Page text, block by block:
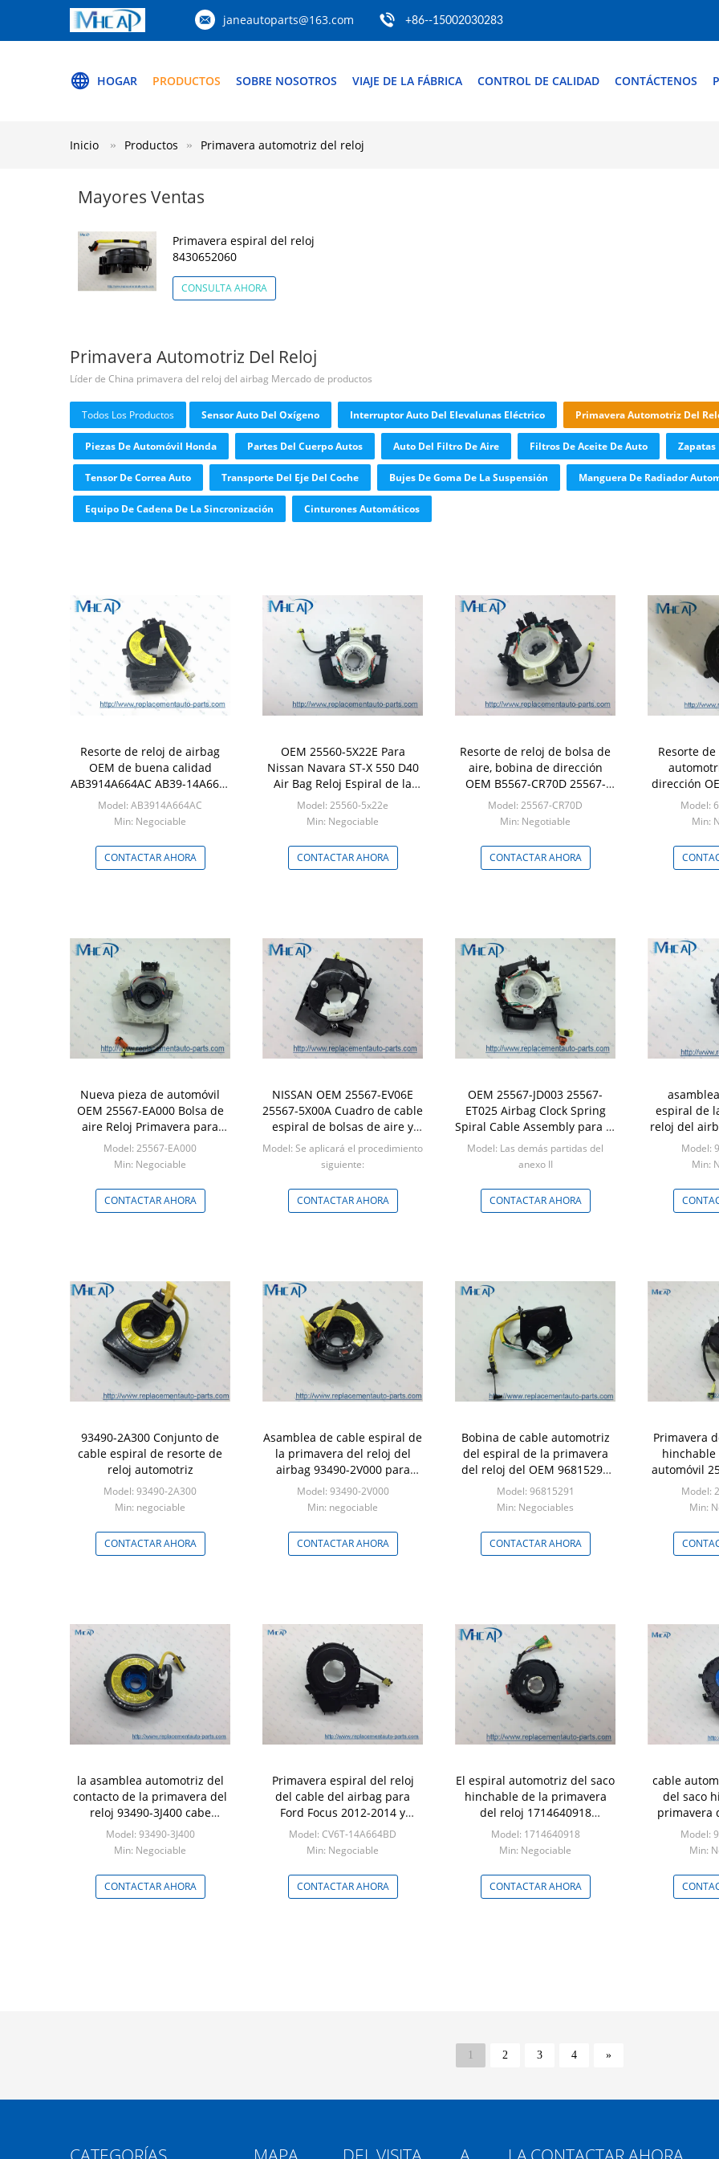
janeautoparts@163.com +86--15002030283
HOGAR PRODUCTOS SOBRE NOSOTROS VIAJE DE LA FÁBRICA CONTROL DE CALIDAD CONTÁCTENOS
Inicio Productos Primavera automotriz del reloj
Mayores Ventas
Primavera espiral del reloj
8430652060
CONSULTA AHORA
Primavera Automotriz Del Reloj
Líder de China primavera del reloj del airbag Mercado de productos
Todos Los Productos Sensor Auto Del Oxígeno Interruptor Auto Del Elevalunas Eléctrico Primavera Automotriz Del
Piezas De Automóvil Honda Partes Del Cuerpo Autos Auto Del Filtro De Aire Filtros De Aceite De Auto Zapatas
Tensor De Correa Auto Transporte Del Eje Del Coche Bujes De Goma De La Suspensión Manguera De Radiador
Equipo De Cadena De La Sincronización Cinturones Automáticos
Resorte de reloj de airbag
OEM de buena calidad
AB3914A664AC AB39-14A664-
AA para Ford
Model: AB3914A664AC
Min: Negociable
CONTACTAR AHORA
OEM 25560-5X22E Para
Nissan Navara ST-X 550 D40
Air Bag Reloj Espiral de la
Dirección
Model: 25560-5x22e
Min: Negociable
CONTACTAR AHORA
Resorte de reloj de bolsa de
aire, bobina de dirección
OEM B5567-CR70D 25567-
CR70D para NISSAN
Model: 25567-CR70D
Min: Negotiable
CONTACTAR AHORA
Resorte
dirección
Model:
Min:
Nueva pieza de automóvil
OEM 25567-EA000 Bolsa de
aire Reloj Primavera para
Nissan
Model: 25567-EA000
Min: Negociable
CONTACTAR AHORA
NISSAN OEM 25567-EV06E
25567-5X00A Cuadro de cable
espiral de bolsas de aire y
relojes
Model: Se aplicará el procedimiento
siguiente:
CONTACTAR AHORA
OEM 25567-JD003 25567-
ET025 Airbag Clock Spring
Spiral Cable Assembly para el
Nissan
Model: Las demás partidas del
anexo II
CONTACTAR AHORA
espiral de
reloj del
Model:
Min:
93490-2A300 Conjunto de
cable espiral de resorte de
reloj automotriz
Model: 93490-2A300
Min: negociable
CONTACTAR AHORA
Asamblea de cable espiral de
la primavera del reloj del
airbag 93490-2V000 para
Hyundai
Model: 93490-2V000
Min: negociable
CONTACTAR AHORA
Bobina de cable automotriz
del espiral de la primavera
del reloj del OEM 96815291
para Buick Excelle
Model: 96815291
Min: Negociables
CONTACTAR AHORA
Primavera
hinchable
automóvil
Nissan
2.5L
Model:
Min:
la asamblea automotriz del
contacto de la primavera del
reloj 93490-3J400 cabe
Hyundai Veracruz 06-12, KIA
Model: 93490-3J400
Min: Negociable
CONTACTAR AHORA
Primavera espiral del reloj
del cable del airbag para
Ford Focus 2012-2014 y
Hyundai CV6T-14A664-BD
CV6T-14A664BD
Model: CV6T-14A664BD
Min: Negociable
CONTACTAR AHORA
El espiral automotriz del saco
hinchable de la primavera
del reloj 1714640918
telegrafía 1714640118
1714640518
Model: 1714640918
Min: Negociable
CONTACTAR AHORA
cable
del saco
primavera
3W110
Model:
Min:
1 2 3 4 »